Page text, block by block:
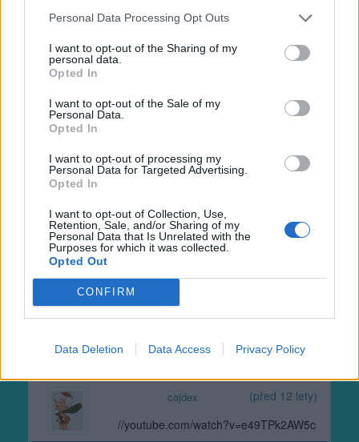
Personal Data Processing Opt Outs
I want to opt-out of the Sharing of my
personal data.
Opted In
I want to opt-out of the Sale of my
Personal Data.
Opted In
I want to opt-out of processing my
Personal Data for Targeted Advertising.
Opted In
I want to opt-out of Collection, Use,
Retention, Sale, and/or Sharing of my
Personal Data that Is Unrelated with the
Purposes for which it was collected.
Opted Out
CONFIRM
Data Deletion Data Access Privacy Policy
Prochatováno: 21.22 hod.
Počet přátel : 0
Profil zobrazen
: 44x
Poslední 3 příspěvky na mé zdi
cajdex
(před 12 lety)
http://www.auto.cz/ford-puma-1-7-
cajdex
ek/test-ojetiny-ford-puma-sportovnejsi-
cajdex
(před 12 lety)
//youtube.com/watch?v=e49TPk2AW5c